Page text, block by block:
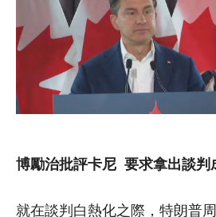
博勵治批評卡尼 要求拿出談判
就在談判白熱化之際，特朗普